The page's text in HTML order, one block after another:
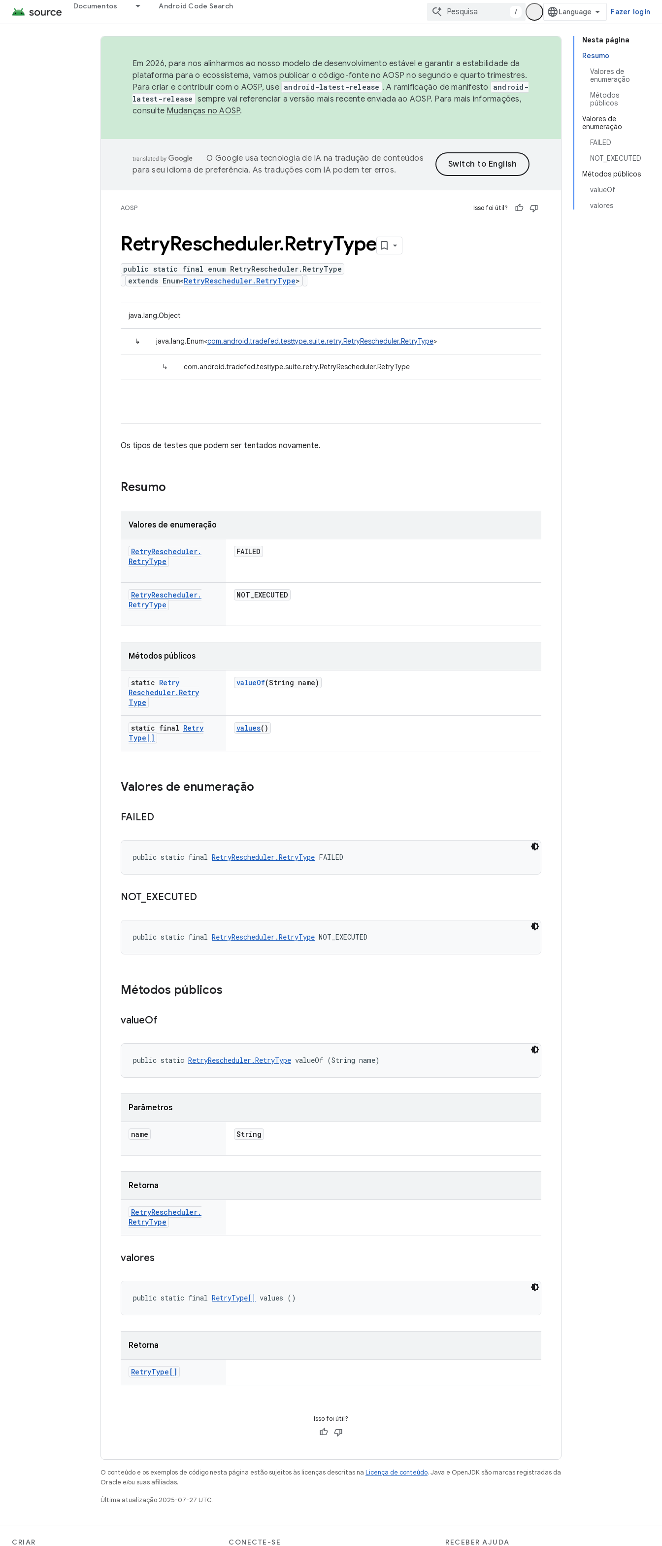
Documentos Android Code Search
/ Fazer login
Nesta página
Resumo
Valores de
enumeração
Métodos
públicos
Valores de
enumeração
FAILED
NOT_EXECUTED
Métodos públicos
valueOf
valores
Em 2026, para nos alinharmos ao nosso modelo de desenvolvimento estável e garantir a estabilidade da
plataforma para o ecossistema, vamos publicar o código-fonte no AOSP no segundo e quarto trimestres.
Para criar e contribuir com o AOSP, use android-latest-release . A ramificação de manifesto
android-
latest-release sempre vai referenciar a versão mais recente enviada ao AOSP. Para mais informações,
consulte Mudanças no AOSP.
O Google usa tecnologia de IA na tradução de conteúdos
para seu idioma de preferência. As traduções com IA podem ter erros.
AOSP Isso foi útil?
RetryRescheduler.RetryType
public static final enum RetryRescheduler.RetryType
extends Enum<RetryRescheduler.RetryType>
java.lang.Object
↳ java.lang.Enum<com.android.tradefed.testtype.suite.retry.RetryRescheduler.RetryType>
↳ com.android.tradefed.testtype.suite.retry.RetryRescheduler.RetryType
Os tipos de testes que podem ser tentados novamente.
Resumo
Valores de enumeração
RetryRescheduler.
RetryType
FAILED
RetryRescheduler.
RetryType
NOT_EXECUTED
Métodos públicos
static Retry
Rescheduler. Retry
Type
valueOf(String name)
static final Retry
Type[]
values()
Valores de enumeração
FAILED
public static final RetryRescheduler.RetryType FAILED
NOT_ EXECUTED
public static final RetryRescheduler.RetryType NOT_EXECUTED
Métodos públicos
valueOf
public static RetryRescheduler.RetryType valueOf (String name)
Parâmetros
name String
Retorna
RetryRescheduler.
RetryType
valores
public static final RetryType[] values ()
Retorna
RetryType[]
Isso foi útil?
O conteúdo e os exemplos de código nesta página estão sujeitos às licenças descritas na Licença de conteúdo. Java e OpenJDK são marcas registradas da
Oracle e/ou suas afiliadas.
Última atualização 2025-07-27 UTC.
CRIAR CONECTE-SE RECEBER AJUDA